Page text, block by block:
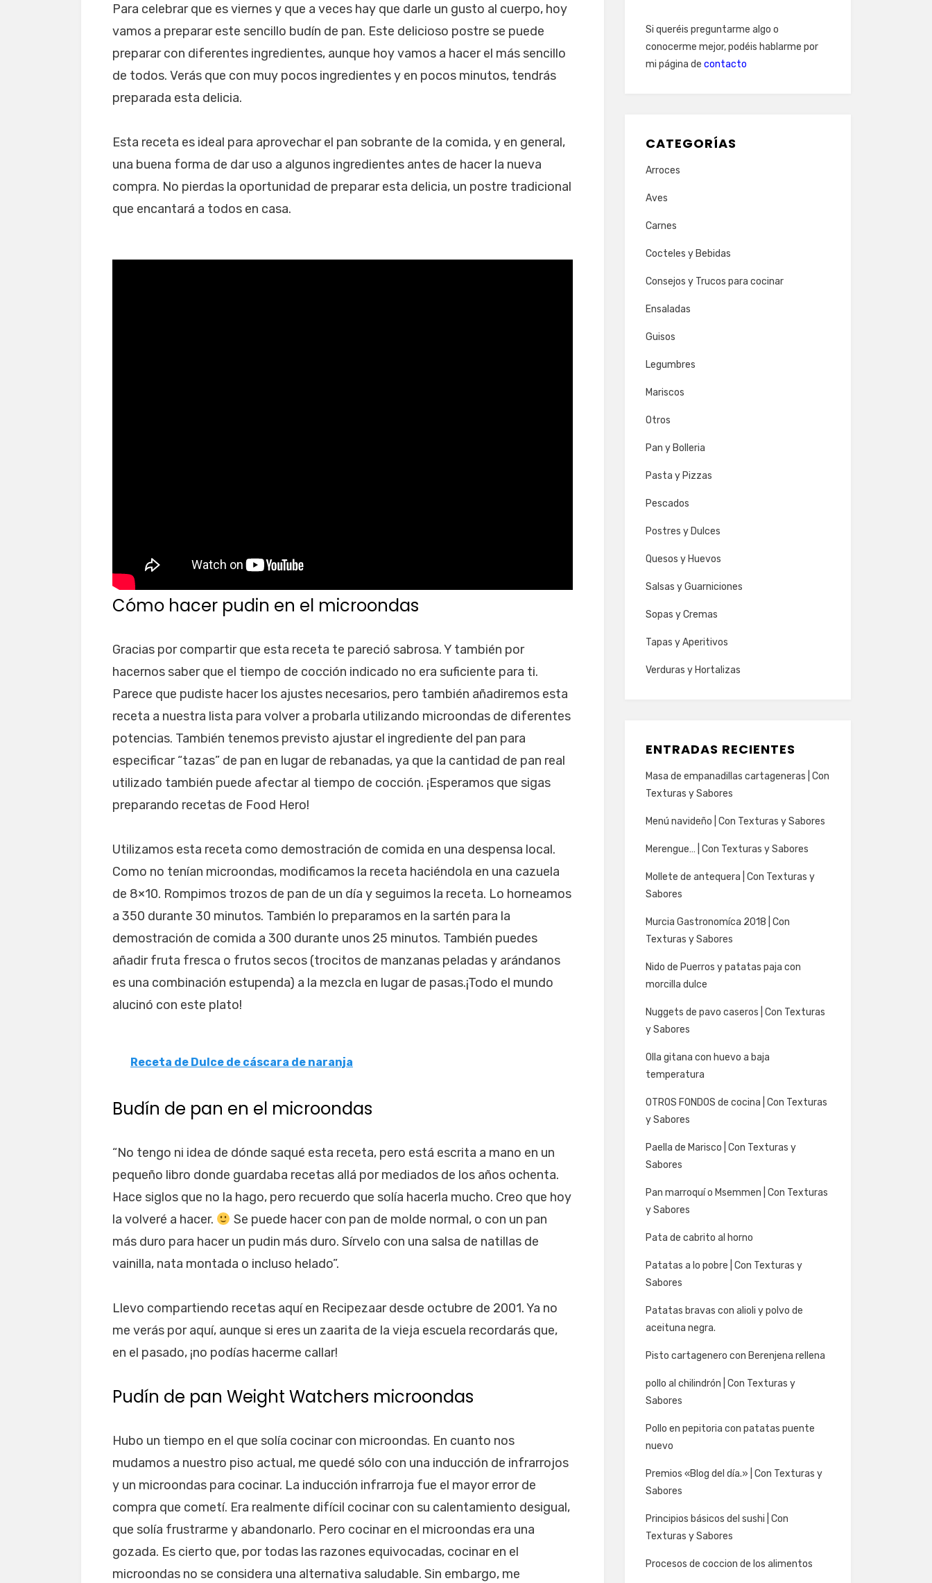
Para celebrar que es viernes y que a veces hay que darle un gusto al cuerpo, hoy
vamos a preparar este sencillo budín de pan. Este delicioso postre se puede
preparar con diferentes ingredientes, aunque hoy vamos a hacer el más sencillo
de todos. Verás que con muy pocos ingredientes y en pocos minutos, tendrás
preparada esta delicia.
Esta receta es ideal para aprovechar el pan sobrante de la comida, y en general,
una buena forma de dar uso a algunos ingredientes antes de hacer la nueva
compra. No pierdas la oportunidad de preparar esta delicia, un postre tradicional
que encantará a todos en casa.
Cómo hacer pudin en el microondas
Gracias por compartir que esta receta te pareció sabrosa. Y también por
hacernos saber que el tiempo de cocción indicado no era suficiente para ti.
Parece que pudiste hacer los ajustes necesarios, pero también añadiremos esta
receta a nuestra lista para volver a probarla utilizando microondas de diferentes
potencias. También tenemos previsto ajustar el ingrediente del pan para
especificar “tazas” de pan en lugar de rebanadas, ya que la cantidad de pan real
utilizado también puede afectar al tiempo de cocción. ¡Esperamos que sigas
preparando recetas de Food Hero!
Utilizamos esta receta como demostración de comida en una despensa local.
Como no tenían microondas, modificamos la receta haciéndola en una cazuela
de 8×10. Rompimos trozos de pan de un día y seguimos la receta. Lo horneamos
a 350 durante 30 minutos. También lo preparamos en la sartén para la
demostración de comida a 300 durante unos 25 minutos. También puedes
añadir fruta fresca o frutos secos (trocitos de manzanas peladas y arándanos
es una combinación estupenda) a la mezcla en lugar de pasas.¡Todo el mundo
alucinó con este plato!
Receta de Dulce de cáscara de naranja
Budín de pan en el microondas
“No tengo ni idea de dónde saqué esta receta, pero está escrita a mano en un
pequeño libro donde guardaba recetas allá por mediados de los años ochenta.
Hace siglos que no la hago, pero recuerdo que solía hacerla mucho. Creo que hoy
la volveré a hacer.
Se puede hacer con pan de molde normal, o con un pan
más duro para hacer un pudin más duro. Sírvelo con una salsa de natillas de
vainilla, nata montada o incluso helado”.
Llevo compartiendo recetas aquí en Recipezaar desde octubre de 2001. Ya no
me verás por aquí, aunque si eres un zaarita de la vieja escuela recordarás que,
en el pasado, ¡no podías hacerme callar!
Pudín de pan Weight Watchers microondas
Hubo un tiempo en el que solía cocinar con microondas. En cuanto nos
mudamos a nuestro piso actual, me quedé sólo con una inducción de infrarrojos
y un microondas para cocinar. La inducción infrarroja fue el mayor error de
compra que cometí. Era realmente difícil cocinar con su calentamiento desigual,
que solía frustrarme y abandonarlo. Pero cocinar en el microondas era una
gozada. Es cierto que, por todas las razones equivocadas, cocinar en el
microondas no se considera una alternativa saludable. Sin embargo, me
Si queréis preguntarme algo o
conocerme mejor, podéis hablarme por
mi página de contacto
CATEGORÍAS
Arroces
Aves
Carnes
Cocteles y Bebidas
Consejos y Trucos para cocinar
Ensaladas
Guisos
Legumbres
Mariscos
Otros
Pan y Bolleria
Pasta y Pizzas
Pescados
Postres y Dulces
Quesos y Huevos
Salsas y Guarniciones
Sopas y Cremas
Tapas y Aperitivos
Verduras y Hortalizas
ENTRADAS RECIENTES
Masa de empanadillas cartageneras | Con
Texturas y Sabores
Menú navideño | Con Texturas y Sabores
Merengue… | Con Texturas y Sabores
Mollete de antequera | Con Texturas y
Sabores
Murcia Gastronomíca 2018 | Con
Texturas y Sabores
Nido de Puerros y patatas paja con
morcilla dulce
Nuggets de pavo caseros | Con Texturas
y Sabores
Olla gitana con huevo a baja
temperatura
OTROS FONDOS de cocina | Con Texturas
y Sabores
Paella de Marisco | Con Texturas y
Sabores
Pan marroquí o Msemmen | Con Texturas
y Sabores
Pata de cabrito al horno
Patatas a lo pobre | Con Texturas y
Sabores
Patatas bravas con alioli y polvo de
aceituna negra.
Pisto cartagenero con Berenjena rellena
pollo al chilindrón | Con Texturas y
Sabores
Pollo en pepitoria con patatas puente
nuevo
Premios «Blog del día.» | Con Texturas y
Sabores
Principios básicos del sushi | Con
Texturas y Sabores
Procesos de coccion de los alimentos